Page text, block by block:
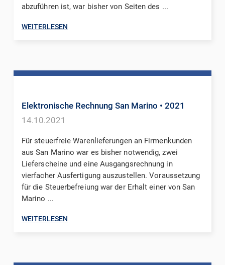
abzuführen ist, war bisher von Seiten des ...
WEITERLESEN
Elektronische Rechnung San Marino • 2021
14.10.2021
Für steuerfreie Warenlieferungen an Firmenkunden
aus San Marino war es bisher notwendig, zwei
Lieferscheine und eine Ausgangsrechnung in
vierfacher Ausfertigung auszustellen. Voraussetzung
für die Steuerbefreiung war der Erhalt einer von San
Marino ...
WEITERLESEN